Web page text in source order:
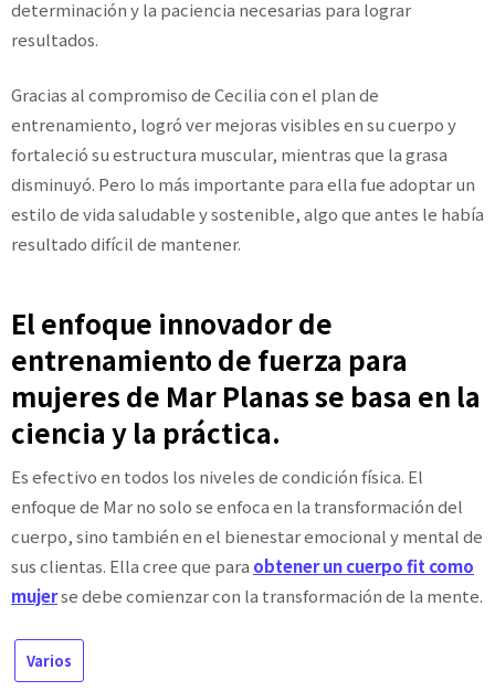
determinación y la paciencia necesarias para lograr
resultados.
Gracias al compromiso de Cecilia con el plan de
entrenamiento, logró ver mejoras visibles en su cuerpo y
fortaleció su estructura muscular, mientras que la grasa
disminuyó. Pero lo más importante para ella fue adoptar un
estilo de vida saludable y sostenible, algo que antes le había
resultado difícil de mantener.
El enfoque innovador de
entrenamiento de fuerza para
mujeres de Mar Planas se basa en la
ciencia y la práctica.
Es efectivo en todos los niveles de condición física. El
enfoque de Mar no solo se enfoca en la transformación del
cuerpo, sino también en el bienestar emocional y mental de
sus clientas. Ella cree que para obtener un cuerpo fit como
mujerse debe comienzar con la transformación de la mente.
Varios